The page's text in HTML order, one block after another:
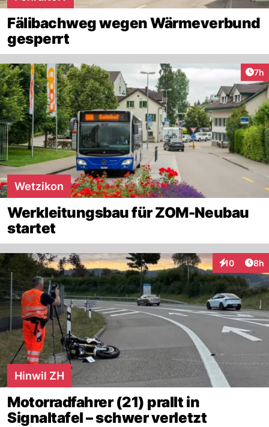
Fälibachweg wegen Wärmeverbund
gesperrt
7h
Wetzikon
Werkleitungsbau für ZOM-Neubau
startet
10
Interaktionen
8h
Hinwil ZH
Motorradfahrer (21) prallt in
Signaltafel – schwer verletzt